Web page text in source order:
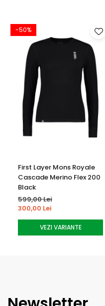
Spalare la 30°C,
Nu se folosesc inalbitori
Uscare naturala,
Nu se calca la
Nu se curata chimic
-50%
First Layer Mons Royale
Cascade Merino Flex 200
Black
599,00 Lei
300,00 Lei
VEZI VARIANTE